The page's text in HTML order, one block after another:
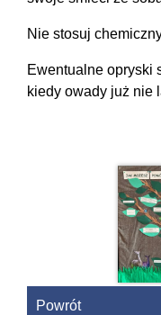
Nie stosuj
Ewentualne opryski
kiedy owady już nie
Powrót